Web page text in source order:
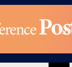
✕